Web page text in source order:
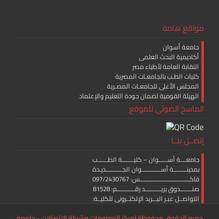
مواقع هامة
جامعة أسوان
أكاديمية البحث العلمى
النقابة العامة لأطباء مصر
كليات الطـب بالجامعـات المصرية
المجلس الأعلى للجامعـات المصـرية
الهيئة القومية لضمان جودة التعليم والإعتماد
الماسح الضوئي للموقع
إتصــل بنــا
جامعــــة أســــــوان – كليــــــــة الطـــــــب
بمدينـــــــــة أســـــــــــــوان الجـــــــــــديـدة
فاكــــــــــــــــــــــــــــــــــس: 097/2430767
صنــــــــدوق بريـــــــــــد رقــــــــــــم: 81528
التواصــل عبـر البـــريد الإلكتــرونى للكليــة: